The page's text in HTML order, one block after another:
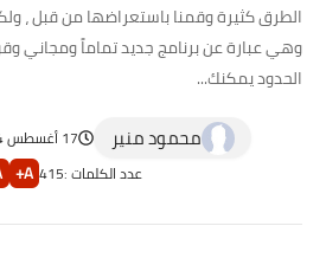
الطرق كثيرة وقمنا باستعراضها من قبل ،
وهي عبارة عن برنامج جديد تماماً ومجاني
الحدود يمكنك...
محمود منير 17 أغسطس 2014
عدد الكلمات :415
A+